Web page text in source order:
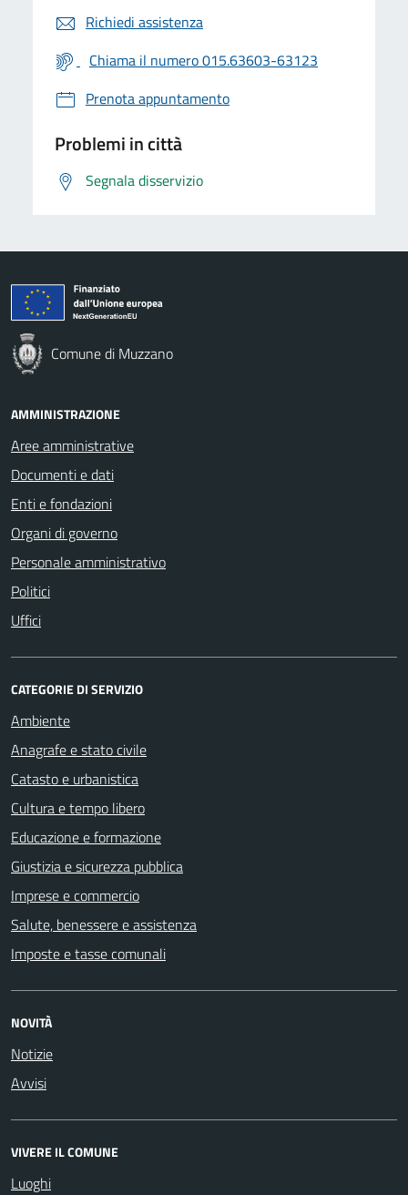
Richiedi assistenza
Chiama il numero 015.63603-63123
Prenota appuntamento
Problemi in città
Segnala disservizio
Comune di Muzzano
AMMINISTRAZIONE
Aree amministrative
Documenti e dati
Enti e fondazioni
Organi di governo
Personale amministrativo
Politici
Uffici
CATEGORIE DI SERVIZIO
Ambiente
Anagrafe e stato civile
Catasto e urbanistica
Cultura e tempo libero
Educazione e formazione
Giustizia e sicurezza pubblica
Imprese e commercio
Salute, benessere e assistenza
Imposte e tasse comunali
NOVITÀ
Notizie
Avvisi
VIVERE IL COMUNE
Luoghi